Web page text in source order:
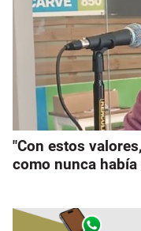
"Con estos
como nunca había